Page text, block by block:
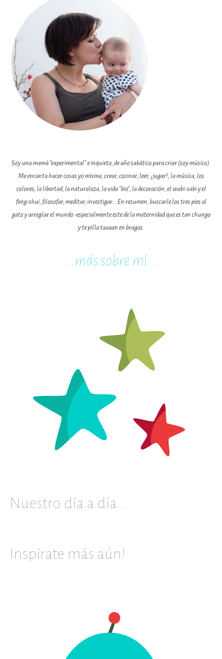
Soy una mamá "experimental" e inquieta, de año sabático para criar (soy músico).
Me encanta hacer cosas yo misma, crear, cocinar, leer, ¡jugar!, la música, los
colores, la libertad, la naturaleza, la vida "bio", la decoración, el wabi-sabi y el
feng-shui, filosofar, meditar, investigar... En resumen, buscarle los tres pies al
gato y arreglar el mundo -especialmente este de la maternidad que es tan chungo
y te pilla taaaan en bragas.
...más sobre mí...
Nuestro día a día…
Inspírate más aún!